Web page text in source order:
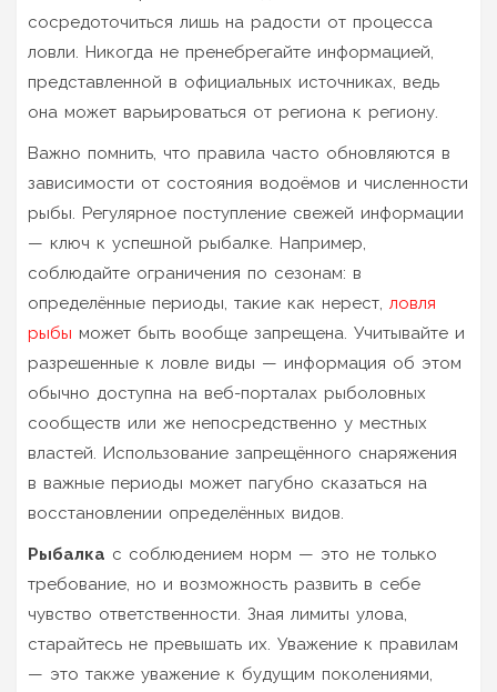
сосредоточиться лишь на радости от процесса
ловли. Никогда не пренебрегайте информацией,
представленной в официальных источниках, ведь
она может варьироваться от региона к региону.
Важно помнить, что правила часто обновляются в
зависимости от состояния водоёмов и численности
рыбы. Регулярное поступление свежей информации
— ключ к успешной рыбалке. Например,
соблюдайте ограничения по сезонам: в
определённые периоды, такие как нерест, ловля
рыбы может быть вообще запрещена. Учитывайте и
разрешенные к ловле виды — информация об этом
обычно доступна на веб-порталах рыболовных
сообществ или же непосредственно у местных
властей. Использование запрещённого снаряжения
в важные периоды может пагубно сказаться на
восстановлении определённых видов.
Рыбалка с соблюдением норм — это не только
требование, но и возможность развить в себе
чувство ответственности. Зная лимиты улова,
старайтесь не превышать их. Уважение к правилам
— это также уважение к будущим поколениями,